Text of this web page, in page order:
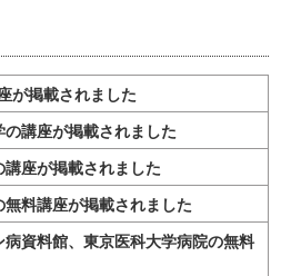
掲載されました
講座が掲載されました
座が掲載されました
料講座が掲載されました
資料館、東京医科大学病院の無料